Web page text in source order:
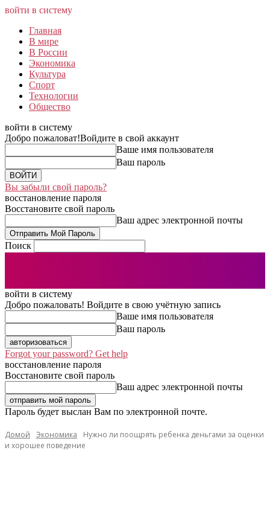
войти в систему
Главная
В мире
В России
Экономика
Культура
Спорт
Технологии
Общество
войти в систему
Добро пожаловат!Войдите в свой аккаунт
Ваше имя пользователя
Ваш пароль
Вы забыли свой пароль?
восстановление пароля
Восстановите свой пароль
Ваш адрес электронной почты
Поиск
войти в систему
Добро пожаловать! Войдите в свою учётную запись
Ваше имя пользователя
Ваш пароль
Forgot your password? Get help
восстановление пароля
Восстановите свой пароль
Ваш адрес электронной почты
Пароль будет выслан Вам по электронной почте.
Домой Экономика
Нужно ли поощрять ребенка деньгами за оценки
и хорошее поведение